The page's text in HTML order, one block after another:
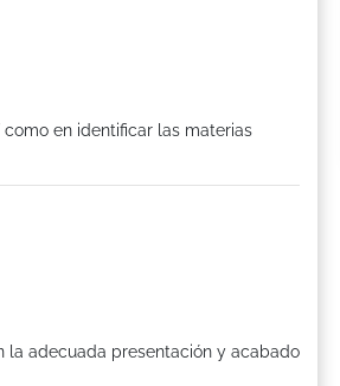
en identificar las materias
la adecuada presentación y acabado